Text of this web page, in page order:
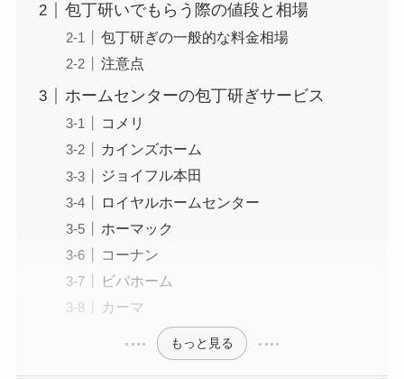
包丁研いでもらう際の値段と相場
包丁研ぎの一般的な料金相場
注意点
ホームセンターの包丁研ぎサービス
コメリ
カインズホーム
ジョイフル本田
ロイヤルホームセンター
ホーマック
コーナン
ビバホーム
カーマ
もっと見る